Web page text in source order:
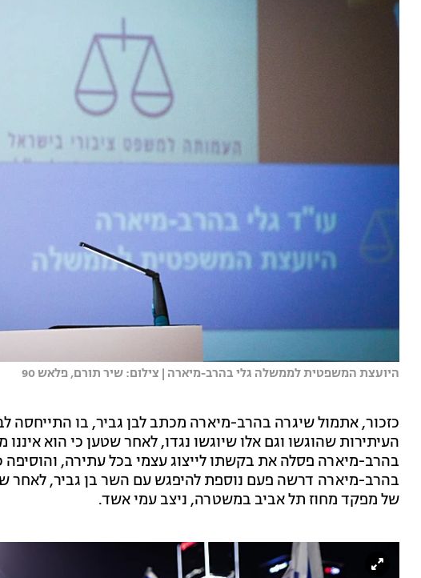
היועצת המשפטית לממשלה גלי בהרב-מיארה | צילום: שיר תורם, פלאש 90
כזכור, אתמול שיגרה בהרב-מיארה מכתב לבן גביר, בו התייחסה
העיתירות שהוגשו וגם אלו שיוגשו נגדו, לאחר שטען כי הוא איננו
בהרב-מיארה פסלה את בקשתו לייצוג עצמי בכל עתירה, והוסיפה
בהרב-מיארה דרשה פעם נוספת להיפגש עם השר בן גביר, לאחר
של מפקד מחוז תל אביב במשטרה, ניצב עמי אשד.